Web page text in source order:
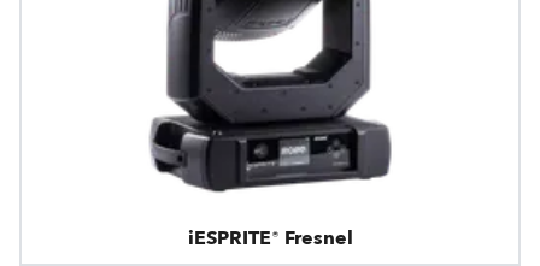
iESPRITE® Fresnel